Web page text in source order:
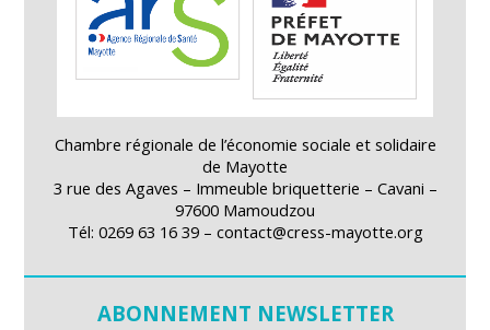
Chambre régionale de l’économie sociale et solidaire
de Mayotte
3 rue des Agaves – Immeuble briquetterie – Cavani –
97600 Mamoudzou
Tél: 0269 63 16 39 – contact@cress-mayotte.org
ABONNEMENT NEWSLETTER